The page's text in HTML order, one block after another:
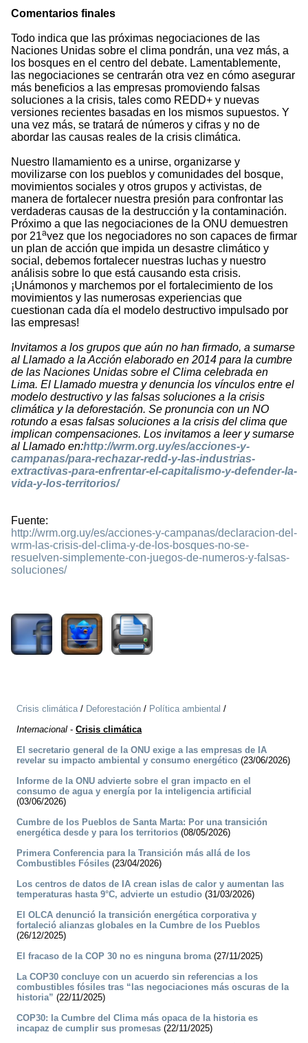
Comentarios finales
Todo indica que las próximas negociaciones de las
Naciones Unidas sobre el clima pondrán, una vez más, a
los bosques en el centro del debate. Lamentablemente,
las negociaciones se centrarán otra vez en cómo asegurar
más beneficios a las empresas promoviendo falsas
soluciones a la crisis, tales como REDD+ y nuevas
versiones recientes basadas ​​en los mismos supuestos. Y
una vez más, se tratará de números y cifras y no de
abordar las causas reales de la crisis climática.
Nuestro llamamiento es a unirse, organizarse y
movilizarse con los pueblos y comunidades del bosque,
movimientos sociales y otros grupos y activistas, de
manera de fortalecer nuestra presión para confrontar las
verdaderas causas de la destrucción y la contaminación.
Próximo a que las negociaciones de la ONU demuestren
por 21avez que los negociadores no son capaces de firmar
un plan de acción que impida un desastre climático y
social, debemos fortalecer nuestras luchas y nuestro
análisis sobre lo que está causando esta crisis.
¡Unámonos y marchemos por el fortalecimiento de los
movimientos y las numerosas experiencias que
cuestionan cada día el modelo destructivo impulsado por
las empresas!
Invitamos a los grupos que aún no han firmado, a sumarse
al Llamado a la Acción elaborado en 2014 para la cumbre
de las Naciones Unidas sobre el Clima celebrada en
Lima. El Llamado muestra y denuncia los vínculos entre el
modelo destructivo y las falsas soluciones a la crisis
climática y la deforestación. Se pronuncia con un NO
rotundo a esas falsas soluciones a la crisis del clima que
implican compensaciones. Los invitamos a leer y sumarse
al Llamado en:http://wrm.org.uy/es/acciones-y-
campanas/para-rechazar-redd-y-las-industrias-
extractivas-para-enfrentar-el-capitalismo-y-defender-la-
vida-y-los-territorios/
Fuente:
http://wrm.org.uy/es/acciones-y-campanas/declaracion-del-
wrm-las-crisis-del-clima-y-de-los-bosques-no-se-
resuelven-simplemente-con-juegos-de-numeros-y-falsas-
soluciones/
Crisis climática/ Deforestación / Política ambiental /
Internacional - Crisis climática
El secretario general de la ONU exige a las empresas de IA
revelar su impacto ambiental y consumo energético (23/06/2026)
Informe de la ONU advierte sobre el gran impacto en el
consumo de agua y energía por la inteligencia artificial
(03/06/2026)
Cumbre de los Pueblos de Santa Marta: Por una transición
energética desde y para los territorios (08/05/2026)
Primera Conferencia para la Transición más allá de los
Combustibles Fósiles (23/04/2026)
Los centros de datos de IA crean islas de calor y aumentan las
temperaturas hasta 9°C, advierte un estudio (31/03/2026)
El OLCA denunció la transición energética corporativa y
fortaleció alianzas globales en la Cumbre de los Pueblos
(26/12/2025)
El fracaso de la COP 30 no es ninguna broma(27/11/2025)
La COP30 concluye con un acuerdo sin referencias a los
combustibles fósiles tras “las negociaciones más oscuras de la
historia” (22/11/2025)
COP30: la Cumbre del Clima más opaca de la historia es
incapaz de cumplir sus promesas (22/11/2025)